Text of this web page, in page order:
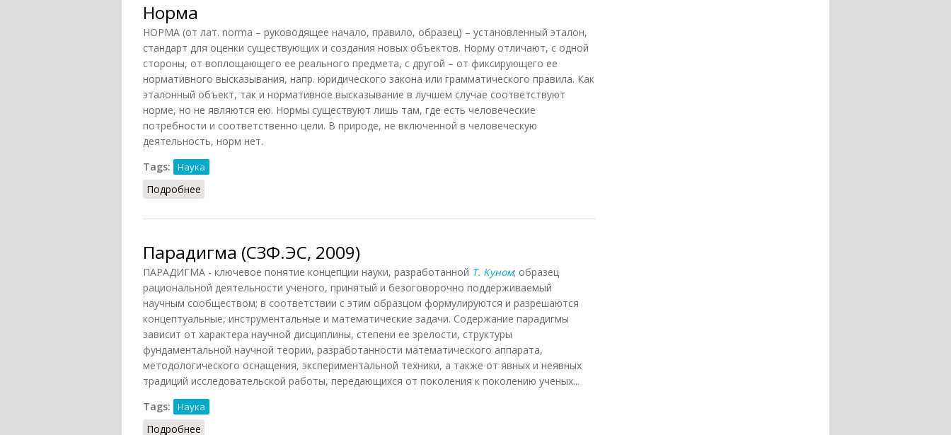
Норма
НОРМА (от лат. norma – руководящее начало, правило, образец) – установленный эталон,
стандарт для оценки существующих и создания новых объектов. Норму отличают, с одной
стороны, от воплощающего ее реального предмета, с другой – от фиксирующего ее
нормативного высказывания, напр. юридического закона или грамматического правила. Как
эталонный объект, так и нормативное высказывание в лучшем случае соответствуют
норме, но не являются ею. Нормы существуют лишь там, где есть человеческие
потребности и соответственно цели. В природе, не включенной в человеческую
деятельность, норм нет.
Tags:
Наука
Подробнее
Парадигма (СЗФ.ЭС, 2009)
ПАРАДИГМА - ключевое понятие концепции науки, разработанной Т. Куном; образец
рациональной деятельности ученого, принятый и безоговорочно поддерживаемый
научным сообществом; в соответствии с этим образцом формулируются и разрешаются
концептуальные, инструментальные и математические задачи. Содержание парадигмы
зависит от характера научной дисциплины, степени ее зрелости, структуры
фундаментальной научной теории, разработанности математического аппарата,
методологического оснащения, экспериментальной техники, а также от явных и неявных
традиций исследовательской работы, передающихся от поколения к поколению ученых...
Tags:
Наука
Подробнее